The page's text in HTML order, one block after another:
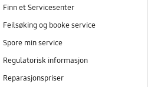
Finn et Servicesenter
Feilsøking og booke service
Spore min service
Regulatorisk informasjon
Reparasjonspriser